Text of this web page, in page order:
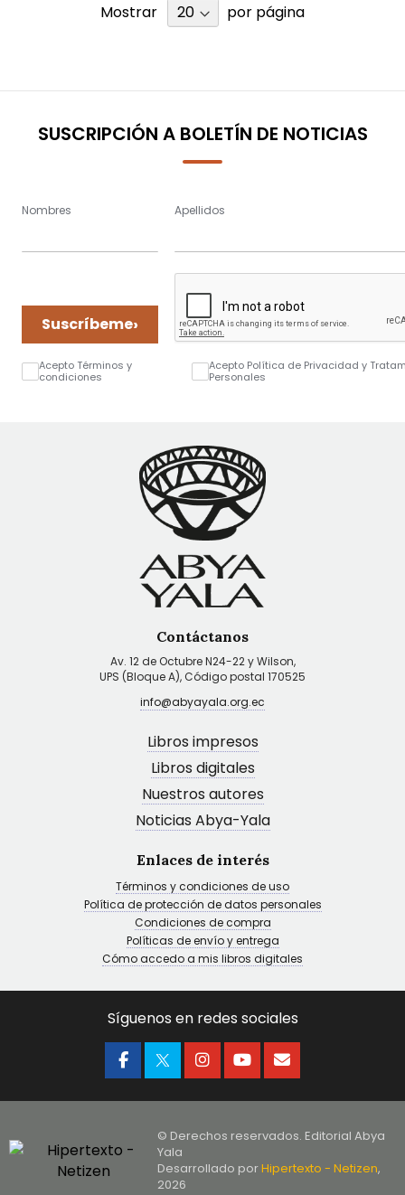
Mostrar por página
SUSCRIPCIÓN A BOLETÍN DE NOTICIAS
Nombres Apellidos
Suscríbeme›
Acepto Términos y
condiciones
Acepto Política de Privacidad y
Personales
Contáctanos
Av. 12 de Octubre N24-22 y Wilson,
UPS (Bloque A), Código postal 170525
info@abyayala.org.ec
Libros impresos
Libros digitales
Nuestros autores
Noticias Abya-Yala
Enlaces de interés
Términos y condiciones de uso
Política de protección de datos personales
Condiciones de compra
Políticas de envío y entrega
Cómo accedo a mis libros digitales
Síguenos en redes sociales
© Derechos reservados. Editorial Abya
Yala
Desarrollado porHipertexto - Netizen,
2026